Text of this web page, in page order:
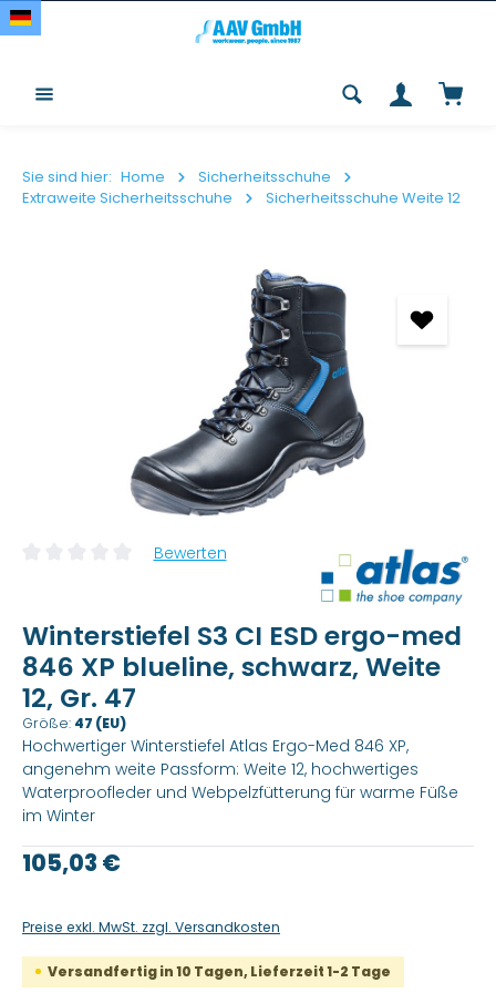
Zum Hauptinhalt springen
Sie sind hier: Home
Sicherheitsschuhe
Extraweite Sicherheitsschuhe
Sicherheitsschuhe Weite 12
Durchschnittliche Bewertung von 0 von 5 Sternen
Bewerten
Winterstiefel S3 CI ESD ergo-med
846 XP blueline, schwarz, Weite
12, Gr. 47
Größe: 47 (EU)
Hochwertiger Winterstiefel Atlas Ergo-Med 846 XP,
angenehm weite Passform: Weite 12, hochwertiges
Waterproofleder und Webpelzfütterung für warme Füße
im Winter
Regulärer Preis:
105,03 €
Preise exkl. MwSt. zzgl. Versandkosten
Versandfertig in 10 Tagen, Lieferzeit 1-2 Tage